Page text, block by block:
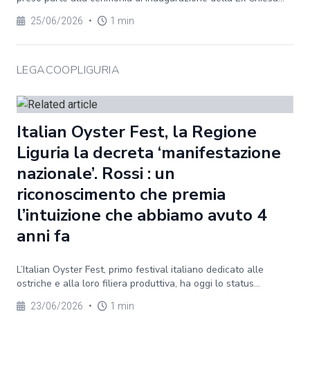
25/06/2026 • 1 min
LEGACOOPLIGURIA
Italian Oyster Fest, la Regione
Liguria la decreta ‘manifestazione
nazionale’. Rossi : un
riconoscimento che premia
l’intuizione che abbiamo avuto 4
anni fa
L’Italian Oyster Fest, primo festival italiano dedicato alle
ostriche e alla loro filiera produttiva, ha oggi lo status...
23/06/2026 • 1 min